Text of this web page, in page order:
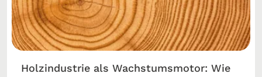
Holzindustrie als Wachstumsmotor: Wie